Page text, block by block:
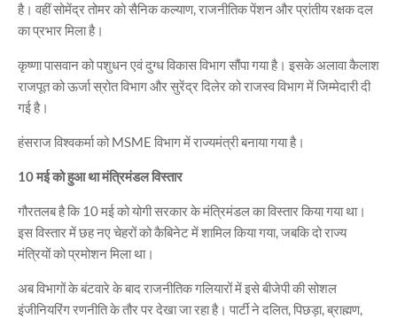
है। वहीं सोमेंद्र तोमर को सैनिक कल्याण, राजनीतिक पेंशन और प्रांतीय रक्षक दल
का प्रभार मिला है।
कृष्णा पासवान को पशुधन एवं दुग्ध विकास विभाग सौंपा गया है। इसके अलावा कैलाश
राजपूत को ऊर्जा स्रोत विभाग और सुरेंद्र दिलेर को राजस्व विभाग में जिम्मेदारी दी
गई है।
हंसराज विश्वकर्मा को MSME विभाग में राज्यमंत्री बनाया गया है।
10 मई को हुआ था मंत्रिमंडल विस्तार
गौरतलब है कि 10 मई को योगी सरकार के मंत्रिमंडल का विस्तार किया गया था।
इस विस्तार में छह नए चेहरों को कैबिनेट में शामिल किया गया, जबकि दो राज्य
मंत्रियों को प्रमोशन मिला था।
अब विभागों के बंटवारे के बाद राजनीतिक गलियारों में इसे बीजेपी की सोशल
इंजीनियरिंग रणनीति के तौर पर देखा जा रहा है। पार्टी ने दलित, पिछड़ा, ब्राह्मण,